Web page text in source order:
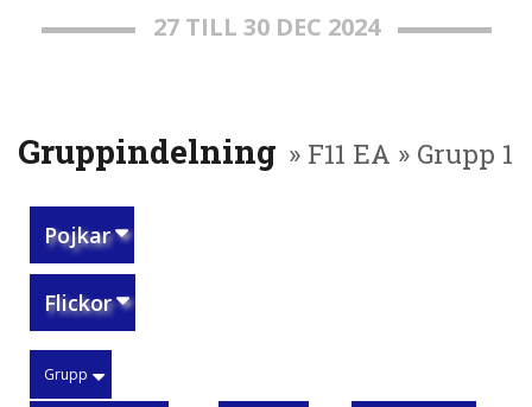
27 TILL 30 DEC 2024
Gruppindelning » F11 EA » Grupp 1
Pojkar
Flickor
Grupp